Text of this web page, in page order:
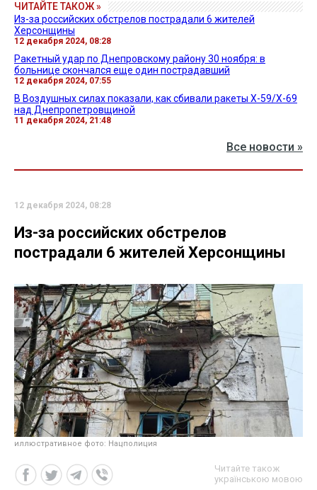
ЧИТАЙТЕ ТАКОЖ »
Из-за российских обстрелов пострадали 6 жителей
Херсонщины
12 декабря 2024, 08:28
Ракетный удар по Днепровскому району 30 ноября: в
больнице скончался еще один пострадавший
12 декабря 2024, 07:55
В Воздушных силах показали, как сбивали ракеты Х-59/Х-69
над Днепропетровщиной
11 декабря 2024, 21:48
Все новости »
12 декабря 2024, 08:28
Из-за российских обстрелов
пострадали 6 жителей Херсонщины
иллюстративное фото: Нацполиция
Читайте також
українською мовою